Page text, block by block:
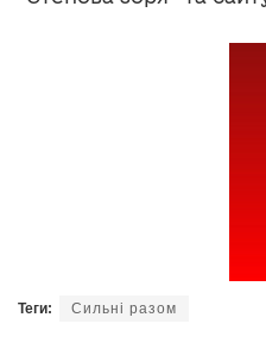
Теги: Сильні разом